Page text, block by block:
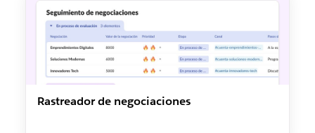
Rastreador de negociaciones